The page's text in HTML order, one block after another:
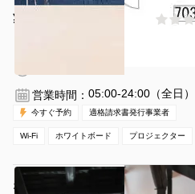
¥5500 〜 ¥6600
愛知県名古屋市
営業時間： 05:00-24:00（全日）
今すぐ予約 適格請求書発行事業者
Wi-Fi ホワイトボード プロジェクター
なごやど～尾張・四間道～ 四間道